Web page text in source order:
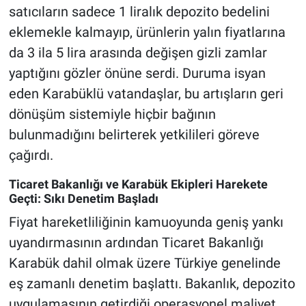
satıcıların sadece 1 liralık depozito bedelini
eklemekle kalmayıp, ürünlerin yalın fiyatlarına
da 3 ila 5 lira arasında değişen gizli zamlar
yaptığını gözler önüne serdi. Duruma isyan
eden Karabüklü vatandaşlar, bu artışların geri
dönüşüm sistemiyle hiçbir bağının
bulunmadığını belirterek yetkilileri göreve
çağırdı.
Ticaret Bakanlığı ve Karabük Ekipleri Harekete
Geçti: Sıkı Denetim Başladı
Fiyat hareketliliğinin kamuoyunda geniş yankı
uyandırmasının ardından Ticaret Bakanlığı
Karabük dahil olmak üzere Türkiye genelinde
eş zamanlı denetim başlattı. Bakanlık, depozito